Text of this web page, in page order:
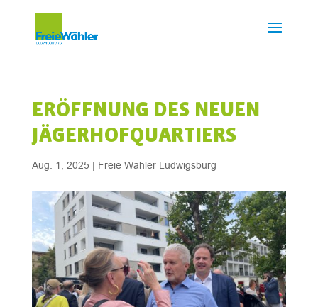
ERÖFFNUNG DES NEUEN
JÄGERHOFQUARTIERS
Aug. 1, 2025| Freie Wähler Ludwigsburg